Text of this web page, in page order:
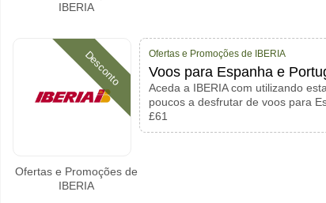
IBERIA
Desconto
Ofertas e Promoções de
IBERIA
Ofertas e Promoções de IBERIA
Voos para Espanha e
Aceda a IBERIA com utilizando
poucos a desfrutar de voos para
£61